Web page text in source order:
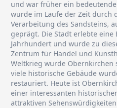
und war früher ein
wurde im Laufe der Zeit durch
Verarbeitung des Sandsteins,
geprägt. Die Stadt erlebte eine
Jahrhundert und wurde zu
Zentrum für Handel und
Weltkrieg wurde Obernkirchen
viele historische Gebäude
restauriert. Heute ist
einer interessanten
attraktiven